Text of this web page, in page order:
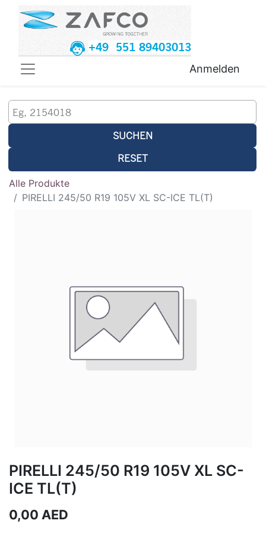
+49 551 89403013
Anmelden
SUCHEN
RESET
Alle Produkte
PIRELLI 245/50 R19 105V XL SC-ICE TL(T)
PIRELLI 245/50 R19 105V XL SC-
ICE TL(T)
0,00 AED